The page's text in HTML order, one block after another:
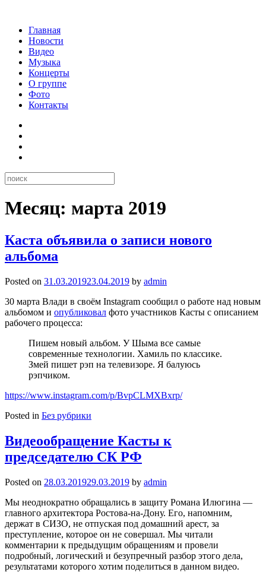
Главная
Новости
Видео
Музыка
Концерты
О группе
Фото
Контакты
Месяц: марта 2019
Каста объявила о записи нового
альбома
Posted on 31.03.201923.04.2019 by admin
30 марта Влади в своём Instagram сообщил о работе над новым
альбомом и опубликовал фото участников Касты с описанием
рабочего процесса:
Пишем новый альбом. У Шыма все самые
современные технологии. Хамиль по классике.
Змей пишет рэп на телевизоре. Я балуюсь
рэпчиком.
https://www.instagram.com/p/BvpCLMXBxrp/
Posted in Без рубрики
Видеообращение Касты к
председателю СК РФ
Posted on 28.03.201929.03.2019 by admin
Мы неоднократно обращались в защиту Романа Илюгина —
главного архитектора Ростова-на-Дону. Его, напомним,
держат в СИЗО, не отпуская под домашний арест, за
преступление, которое он не совершал. Мы читали
комментарии к предыдущим обращениям и провели
подробный, логический и безупречный разбор этого дела,
результатами которого хотим поделиться в данном видео.